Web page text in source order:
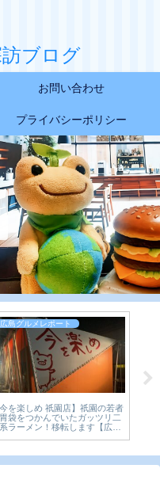
ブログ
お問い合わせ
プライバシーポリシー
広島グルメレポート
今を楽しめ 祇園店】祇園の若者
袋をつかんでいたガッツリ二
ラーメン！移転します【広島